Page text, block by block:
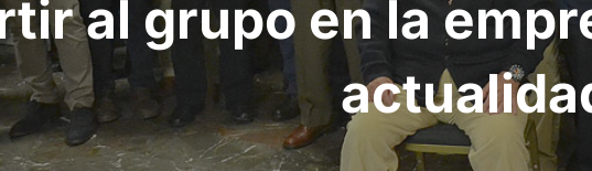
al grupo en la